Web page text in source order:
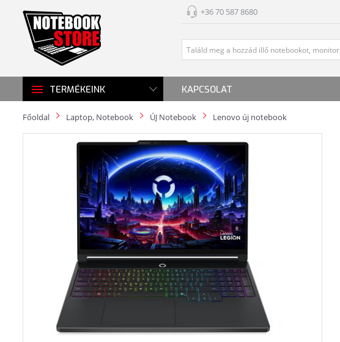
+36 70 587 8680
TERMÉKEINK KAPCSOLAT
Főoldal Laptop, Notebook ÚJ Notebook Lenovo új notebook